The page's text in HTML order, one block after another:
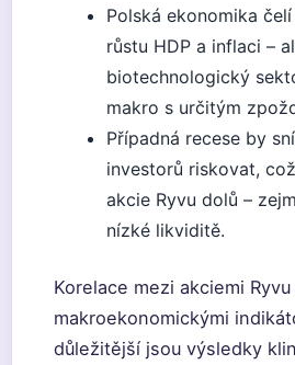
Polská ekonomika
růstu HDP a inflaci –
biotechnologický
makro s určitým
Případná recese by
investorů riskovat,
akcie Ryvu dolů –
nízké likviditě.
Korelace mezi akciemi Ryvu
makroekonomickými
důležitější jsou výsledky